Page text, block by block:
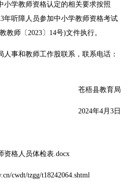
小学教师资格认定的相关要求按照
年听障人员参加中小学教师资格考试
教师〔2023〕14号)文件执行。
事和教师工作股联系，联系电话：
苍梧县教育局
2024年4月3日
资格人员体检表.docx
cwdt/tzgg/t18242064.shtml